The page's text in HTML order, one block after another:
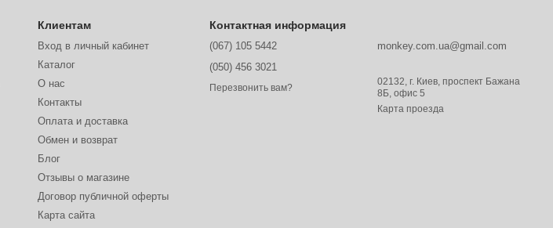
Клиентам
Вход в личный кабинет
Каталог
О нас
Контакты
Оплата и доставка
Обмен и возврат
Блог
Отзывы о магазине
Договор публичной оферты
Карта сайта
Контактная информация
(067) 105 5442
(050) 456 3021
Перезвонить вам?
monkey.com.ua@gmail.com
02132, г. Киев, проспект Бажана
8Б, офис 5
Карта проезда